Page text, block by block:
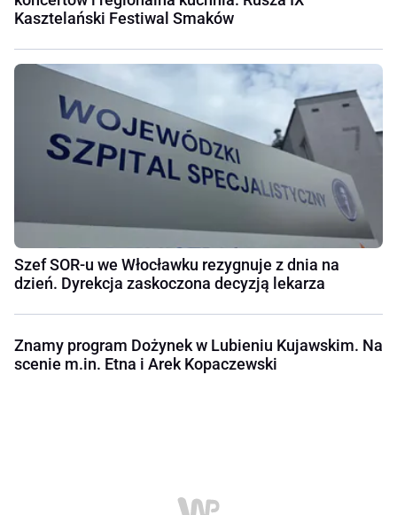
Kasztelański Festiwal Smaków
Szef SOR-u we Włocławku rezygnuje z dnia na
dzień. Dyrekcja zaskoczona decyzją lekarza
Znamy program Dożynek w Lubieniu Kujawskim. Na
scenie m.in. Etna i Arek Kopaczewski